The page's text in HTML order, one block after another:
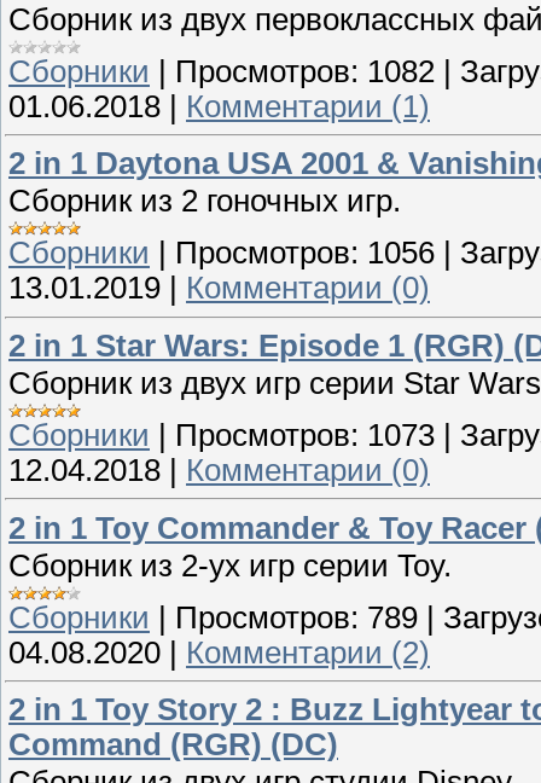
Сборник из двух первоклассных
Сборники | Просмотров: 1082 |
01.06.2018 | Комментарии (1)
2 in 1 Daytona USA 2001 &
Сборник из 2 гоночных игр.
Сборники
Просмотров: 1056
13.01.2019
Комментарии (0)
2 in 1 Star Wars: Episode 1 (RGR)
Сборник из двух игр серии Star
Сборники
Просмотров: 1073
12.04.2018
Комментарии (0)
2 in 1 Toy Commander & Toy Racer
Сборник из 2-ух игр серии Toy.
Сборники | Просмотров: 789 |
04.08.2020 | Комментарии (2)
2 in 1 Toy Story 2 : Buzz Lightyear
Command (RGR) (DC)